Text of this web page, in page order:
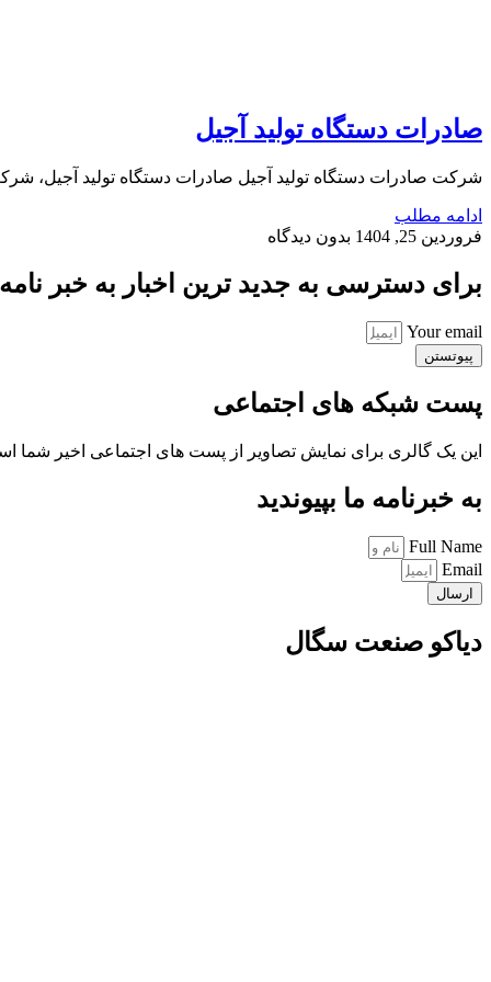
صادرات دستگاه تولید آجیل
شرکت صادرات دستگاه تولید آجیل صادرات دستگاه تولید آجیل،
ادامه مطلب
فروردین 25, 1404
بدون دیدگاه
برای دسترسی به جدید ترین اخبار به خبر نامه
Your email
پیوتستن
پست شبکه های اجتماعی
این یک گالری برای نمایش تصاویر از پست های اجتماعی اخیر شما
به خبرنامه ما بپیوندید
Full Name
Email
ارسال
دیاکو صنعت سگال